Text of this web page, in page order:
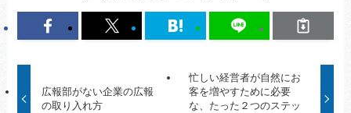
広報部がない企業の広報
の取り入れ方
忙しい経営者が自然にお
客を増やすために必要
な、たった２つのステッ